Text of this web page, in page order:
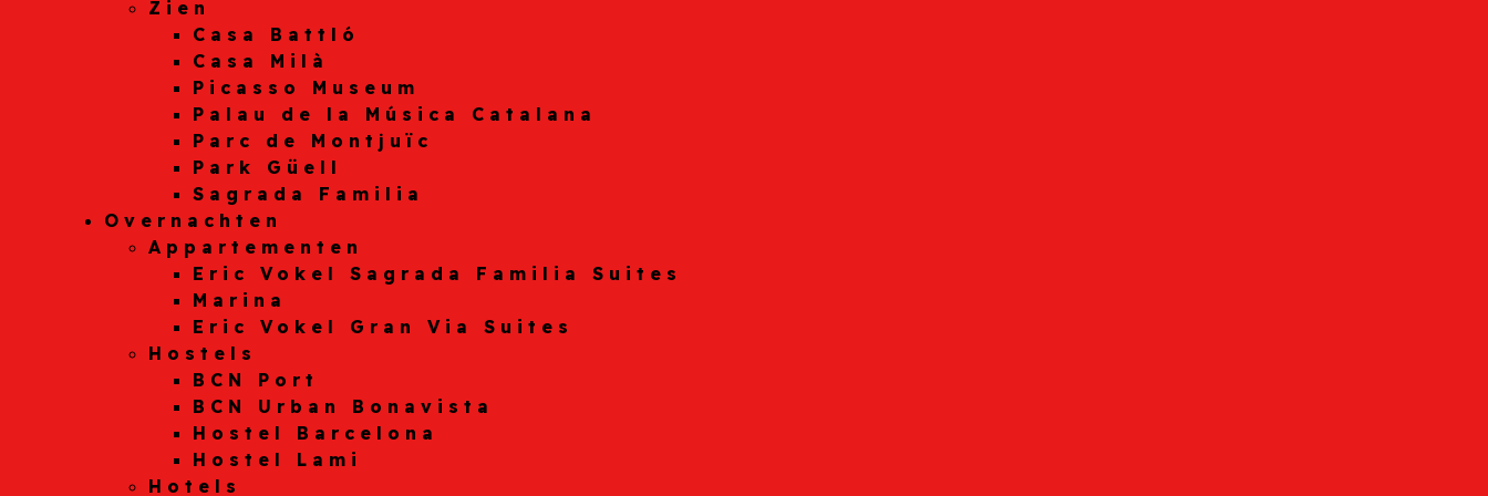
Zien
Casa Battló
Casa Milà
Picasso Museum
Palau de la Música Catalana
Parc de Montjuïc
Park Güell
Sagrada Familia
Overnachten
Appartementen
Eric Vokel Sagrada Familia Suites
Marina
Eric Vokel Gran Via Suites
Hostels
BCN Port
BCN Urban Bonavista
Hostel Barcelona
Hostel Lami
Hotels